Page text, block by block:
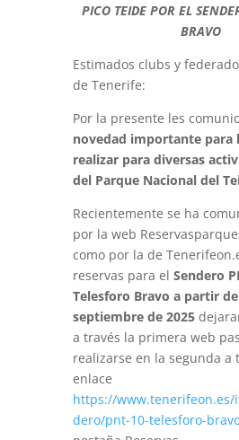
PICO TEIDE POR EL
BRAVO
Estimados clubs y
de Tenerife:
Por la presente les
novedad importante para
realizar para diversas
del Parque Nacional del
Recientemente se ha
por la web
como por la de
reservas para el Sendero
Telesforo Bravo a partir
septiembre de 2025
a través la primera web
realizarse en la segunda a
enlace
https://
dero/pnt-10-telesforo-